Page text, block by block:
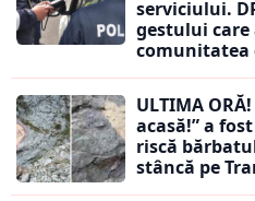
serviciului.
gestului care
comunitatea
ULTIMA
acasă!” a fost
riscă
stâncă pe